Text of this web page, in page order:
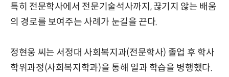
특히 전문학사에서 전문기술석사까지, 끊기지 않는 배움
의 경로를 보여주는 사례가 눈길을 끈다.
정현웅 씨는 서정대 사회복지과(전문학사) 졸업 후 학사
학위과정(사회복지학과)을 통해 일과 학습을 병행했다.